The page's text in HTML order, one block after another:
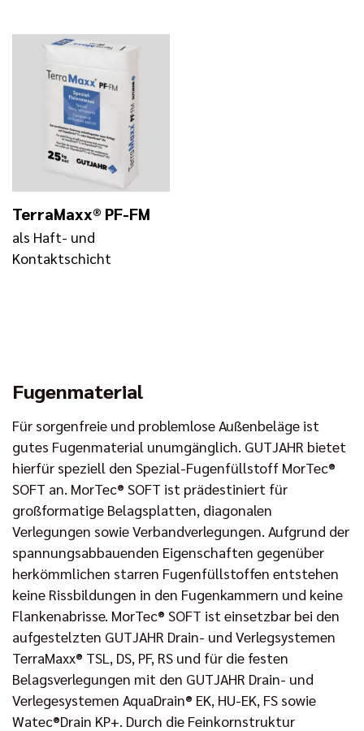
TerraMaxx® PF-FM
als Haft- und
Kontaktschicht
Fugenmaterial
Für sorgenfreie und problemlose Außenbeläge ist
gutes Fugenmaterial unumgänglich. GUTJAHR bietet
hierfür speziell den Spezial-Fugenfüllstoff MorTec®
SOFT an. MorTec® SOFT ist prädestiniert für
großformatige Belagsplatten, diagonalen
Verlegungen sowie Verbandverlegungen. Aufgrund der
spannungsabbauenden Eigenschaften gegenüber
herkömmlichen starren Fugenfüllstoffen entstehen
keine Rissbildungen in den Fugenkammern und keine
Flankenabrisse. MorTec® SOFT ist einsetzbar bei den
aufgestelzten GUTJAHR Drain- und Verlegsystemen
TerraMaxx® TSL, DS, PF, RS und für die festen
Belagsverlegungen mit den GUTJAHR Drain- und
Verlegesystemen AquaDrain® EK, HU-EK, FS sowie
Watec®Drain KP+. Durch die Feinkornstruktur